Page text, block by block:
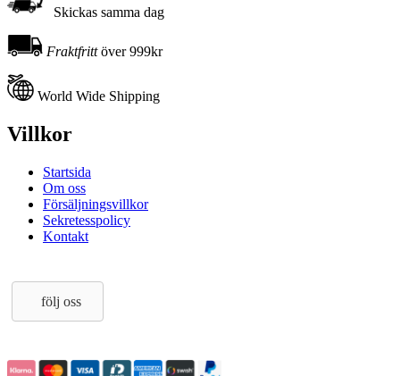
Skickas samma dag
Fraktfrittöver 999kr
World Wide Shipping
Villkor
Startsida
Om oss
Försäljningsvillkor
Sekretesspolicy
Kontakt
följ oss